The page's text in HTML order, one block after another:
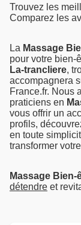
Trouvez les
Comparez les
La Massage
pour votre bien-
La-trancliere,
accompagnera
France.fr. Nous
praticiens en
vous offrir un
profils,
en toute
transformer
Massage Bien-
détendre et